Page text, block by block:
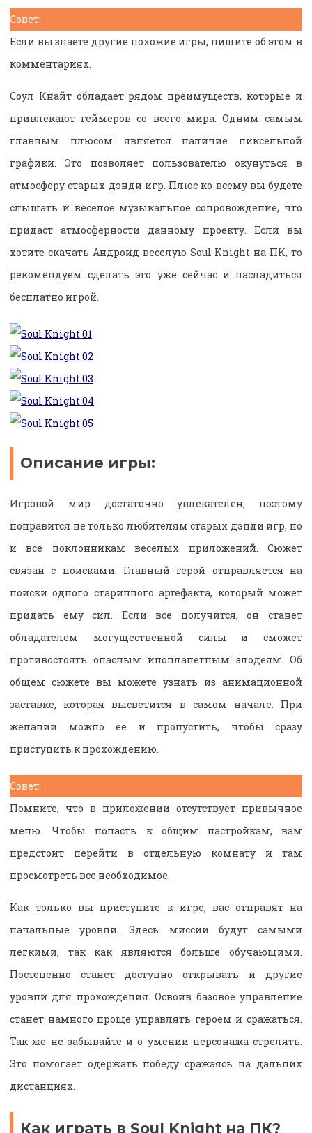
Совет:
Если вы знаете другие похожие игры, пишите об этом в
комментариях.
Соул Кнайт обладает рядом преимуществ, которые и
привлекают геймеров со всего мира. Одним самым
главным плюсом является наличие пиксельной
графики. Это позволяет пользователю окунуться в
атмосферу старых дэнди игр. Плюс ко всему вы будете
слышать и веселое музыкальное сопровождение, что
придаст атмосферности данному проекту. Если вы
хотите скачать Андроид веселую Soul Knight на ПК, то
рекомендуем сделать это уже сейчас и насладиться
бесплатно игрой.
Описание игры:
Игровой мир достаточно увлекателен, поэтому
понравится не только любителям старых дэнди игр, но
и все поклонникам веселых приложений. Сюжет
связан с поисками. Главный герой отправляется на
поиски одного старинного артефакта, который может
придать ему сил. Если все получится, он станет
обладателем могущественной силы и сможет
противостоять опасным инопланетным злодеям. Об
общем сюжете вы можете узнать из анимационной
заставке, которая высветится в самом начале. При
желании можно ее и пропустить, чтобы сразу
приступить к прохождению.
Совет:
Помните, что в приложении отсутствует привычное
меню. Чтобы попасть к общим настройкам, вам
предстоит перейти в отдельную комнату и там
просмотреть все необходимое.
Как только вы приступите к игре, вас отправят на
начальные уровни. Здесь миссии будут самыми
легкими, так как являются больше обучающими.
Постепенно станет доступно открывать и другие
уровни для прохождения. Освоив базовое управление
станет намного проще управлять героем и сражаться.
Так же не забывайте и о умении персонажа стрелять.
Это помогает одержать победу сражаясь на дальних
дистанциях.
Как играть в Soul Knight на ПК?